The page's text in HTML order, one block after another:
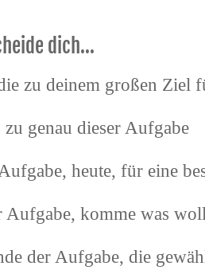
dich...
zu deinem großen Ziel
genau dieser Aufgabe
heute, für eine
Aufgabe, komme was
der Aufgabe, die